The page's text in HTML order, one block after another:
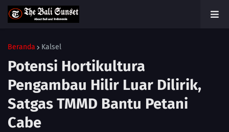
Beranda Kalsel
Potensi Hortikultura
Pengambau Hilir Luar Dilirik,
Satgas TMMD Bantu Petani
Cabe